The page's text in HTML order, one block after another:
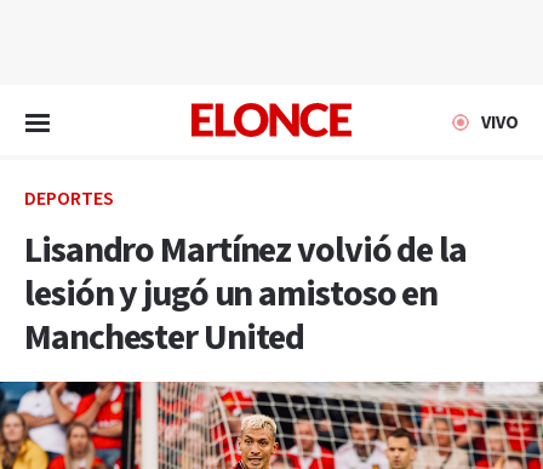
VIVO
DEPORTES
Lisandro Martínez volvió de la
lesión y jugó un amistoso en
Manchester United